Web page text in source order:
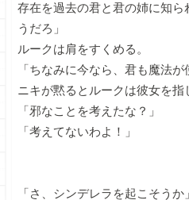
存在を過去の君と君の姉に知ら
うだろ」
ルークは肩をすくめる。
「ちなみに今なら、君も魔法が
ニキが黙るとルークは彼女を指
「邪なことを考えたな？」
「考えてないわよ！」
「さ、シンデレラを起こそうか」